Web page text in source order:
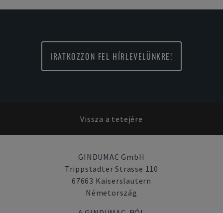
IRATKOZZON FEL HÍRLEVELÜNKRE!
Vissza a tetejére
GINDUMAC GmbH
Trippstadter Strasse 110
67663 Kaiserslautern
Németország